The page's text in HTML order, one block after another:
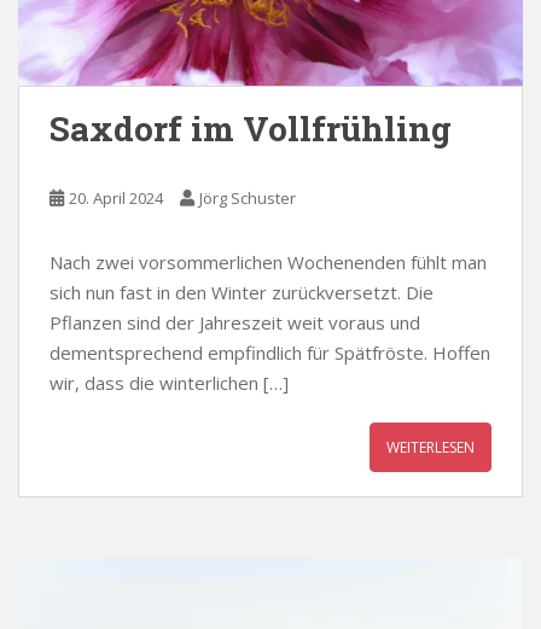
Saxdorf im Vollfrühling
20. April 2024 Jörg Schuster
Nach zwei vorsommerlichen Wochenenden fühlt man
sich nun fast in den Winter zurückversetzt. Die
Pflanzen sind der Jahreszeit weit voraus und
dementsprechend empfindlich für Spätfröste. Hoffen
wir, dass die winterlichen […]
WEITERLESEN